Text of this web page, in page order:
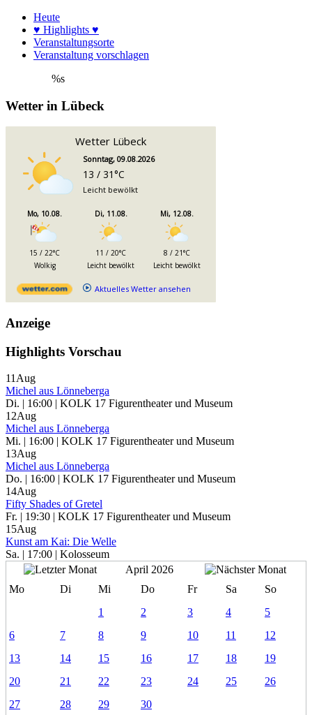
Heute
♥ Highlights ♥
Veranstaltungsorte
Veranstaltung vorschlagen
%s
Wetter in Lübeck
Wetter Lübeck
Sonntag, 09.08.2026
13 / 31°C
Leicht bewölkt
Mo, 10.08.
15 / 22°C
Wolkig
Di, 11.08.
11 / 20°C
Leicht bewölkt
Mi, 12.08.
8 / 21°C
Leicht bewölkt
Aktuelles Wetter ansehen
Anzeige
Highlights Vorschau
11Aug
Michel aus Lönneberga
Di. | 16:00 | KOLK 17 Figurentheater und Museum
12Aug
Michel aus Lönneberga
Mi. | 16:00 | KOLK 17 Figurentheater und Museum
13Aug
Michel aus Lönneberga
Do. | 16:00 | KOLK 17 Figurentheater und Museum
14Aug
Fifty Shades of Gretel
Fr. | 19:30 | KOLK 17 Figurentheater und Museum
15Aug
Kunst am Kai: Die Welle
Sa. | 17:00 | Kolosseum
April 2026
Mo
Di Mi Do Fr Sa
So
1
2 3 4
5
6
7 8 9 10 11
12
13
14 15 16 17 18
19
20
21 22 23 24 25
26
27
28 29 30